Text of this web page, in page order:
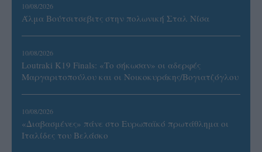
10/08/2026
Άλμα Βούτσιτσεβιτς στην πολωνική Σταλ Νίσα
10/08/2026
Loutraki K19 Finals: «Το σήκωσαν» οι αδερφές
Μαργαριτοπούλου και οι Νοικοκυράκης/Βογιατζόγλου
10/08/2026
«Διαβασμένες» πάνε στο Ευρωπαϊκό πρωτάθλημα οι
Ιταλίδες του Βελάσκο